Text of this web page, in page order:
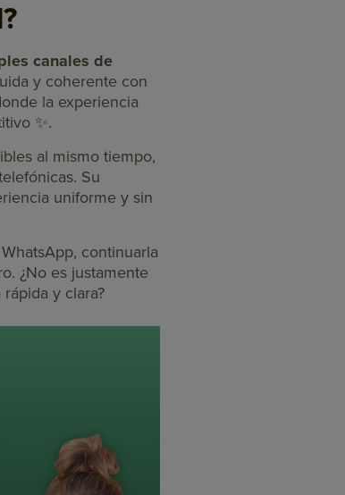
canales de
y coherente con
la experiencia
✨.
al mismo tiempo,
Su
uniforme y sin
continuarla
¿No es justamente
y clara?